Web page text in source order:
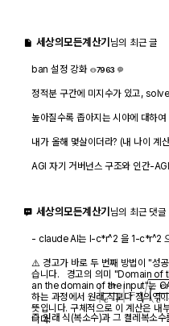
세상의모든계산기 님의 최근 글
ban 설정 강화
7963
정적분 구간에 미지수가 있고,
높아질수록 좁아지는 시야에 대하
내가 올해 몇살이더라? (내 나이 계
AGI 자기 거버넌스 구조와 인간-
세상의모든계산기 님의 최근 댓글
- claude AI는 l-c*r^2 을 1-c*r^2 으로 잘못 읽고 표시하고 있습니
해 보아도 결과는 바뀌지 않습니다.
⚠️ 경고가 바로 두 번째 방법이 "성
습니다. 경고의 의미 "Domain of the result might be larger th
an the domain of the input"는
하는 과정에서 원래 식보다 정의역
뜻입니다. 구체적으로 이 계산은 내부적으로 대략 이런 과정을 거칩
니다.
|ere⋅r|=(ere⋅r
즉 원래 식(복소수)과 그 켤레복소수